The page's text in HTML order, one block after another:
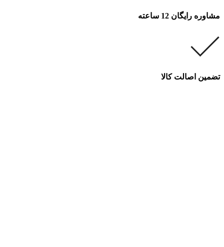
مشاوره رایگان 12 ساعته
تضمین اصالت کالا